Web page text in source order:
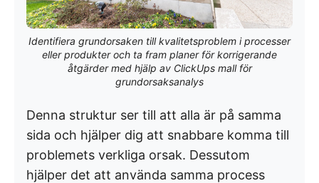
Identifiera grundorsaken till kvalitetsproblem i processer
eller produkter och ta fram planer för korrigerande
åtgärder med hjälp av ClickUps mall för
grundorsaksanalys
Denna struktur ser till att alla är på samma
sida och hjälper dig att snabbare komma till
problemets verkliga orsak. Dessutom
hjälper det att använda samma process